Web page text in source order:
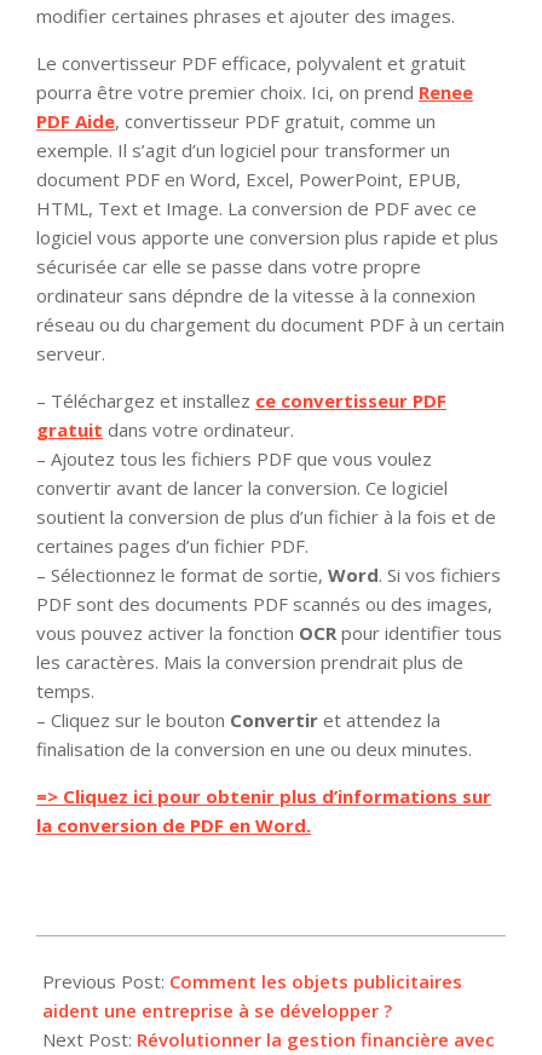
modifier certaines phrases et ajouter des images.
Le convertisseur PDF efficace, polyvalent et gratuit
pourra être votre premier choix. Ici, on prend Renee
PDF Aide, convertisseur PDF gratuit, comme un
exemple. Il s’agit d’un logiciel pour transformer un
document PDF en Word, Excel, PowerPoint, EPUB,
HTML, Text et Image. La conversion de PDF avec ce
logiciel vous apporte une conversion plus rapide et plus
sécurisée car elle se passe dans votre propre
ordinateur sans dépndre de la vitesse à la connexion
réseau ou du chargement du document PDF à un certain
serveur.
– Téléchargez et installez ce convertisseur PDF
gratuit dans votre ordinateur.
– Ajoutez tous les fichiers PDF que vous voulez
convertir avant de lancer la conversion. Ce logiciel
soutient la conversion de plus d’un fichier à la fois et de
certaines pages d’un fichier PDF.
– Sélectionnez le format de sortie, Word. Si vos fichiers
PDF sont des documents PDF scannés ou des images,
vous pouvez activer la fonction OCR pour identifier tous
les caractères. Mais la conversion prendrait plus de
temps.
– Cliquez sur le bouton Convertir et attendez la
finalisation de la conversion en une ou deux minutes.
=> Cliquez ici pour obtenir plus d’informations sur
la conversion de PDF en Word.
06-
05
Previous Post: Comment les objets publicitaires
aident une entreprise à se développer ?
Next Post: Révolutionner la gestion financière avec